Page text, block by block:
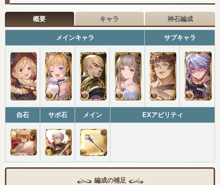
概要 キャラ 神石編成
メインキャラ サブキャラ
自石 サポ石 メイン EXアビリティ
編成の補足